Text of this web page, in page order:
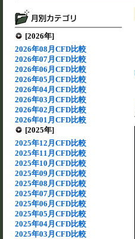
[2026年]
2026年08月CFD比較
2026年07月CFD比較
2026年06月CFD比較
2026年05月CFD比較
2026年04月CFD比較
2026年03月CFD比較
2026年02月CFD比較
2026年01月CFD比較
[2025年]
2025年12月CFD比較
2025年11月CFD比較
2025年10月CFD比較
2025年09月CFD比較
2025年08月CFD比較
2025年07月CFD比較
2025年06月CFD比較
2025年05月CFD比較
2025年04月CFD比較
2025年03月CFD比較